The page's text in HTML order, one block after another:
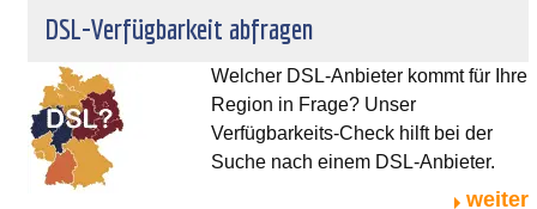
DSL-Verfügbarkeit abfragen
Welcher DSL-Anbieter kommt für Ihre
Region in Frage? Unser
Verfügbarkeits-Check hilft bei der
Suche nach einem DSL-Anbieter.
weiter